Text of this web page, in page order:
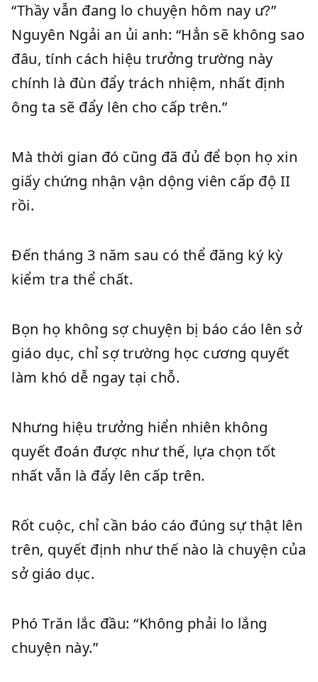
“Thầy vẫn đang lo chuyện hôm nay ư?”
Nguyên Ngải an ủi anh: “Hẳn sẽ không sao
đâu, tính cách hiệu trưởng trường này
chính là đùn đẩy trách nhiệm, nhất định
ông ta sẽ đẩy lên cho cấp trên.”
Mà thời gian đó cũng đã đủ để bọn họ xin
giấy chứng nhận vận dộng viên cấp độ II
rồi.
Đến tháng 3 năm sau có thể đăng ký kỳ
kiểm tra thể chất.
Bọn họ không sợ chuyện bị báo cáo lên sở
giáo dục, chỉ sợ trường học cương quyết
làm khó dễ ngay tại chỗ.
Nhưng hiệu trưởng hiển nhiên không
quyết đoán được như thế, lựa chọn tốt
nhất vẫn là đẩy lên cấp trên.
Rốt cuộc, chỉ cần báo cáo đúng sự thật lên
trên, quyết định như thế nào là chuyện của
sở giáo dục.
Phó Trăn lắc đầu: “Không phải lo lắng
chuyện này.”